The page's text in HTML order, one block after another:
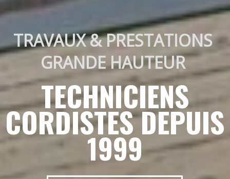
TRAVAUX & PRESTATIONS
GRANDE HAUTEUR
TECHNICIENS
CORDISTES DEPUIS
1999